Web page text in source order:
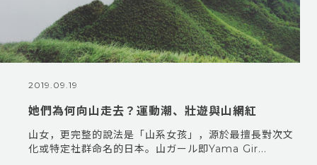
2019.09.19
她們為何向山走去？運動潮、壯遊與山網紅
山女，更完整的說法是「山系女孩」，源於最擅長對次文
化或特定社群命名的日本。山ガール即Yama Gir...